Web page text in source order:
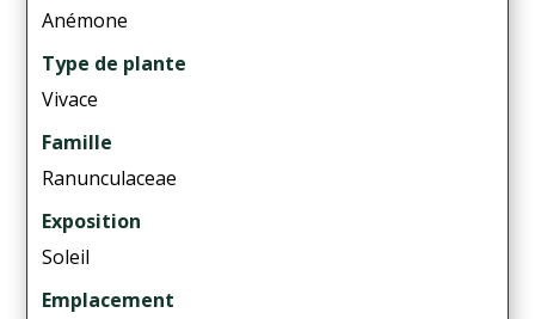
Anémone
Type de plante
Vivace
Famille
Ranunculaceae
Exposition
Soleil
Emplacement